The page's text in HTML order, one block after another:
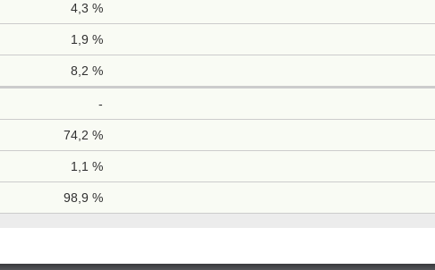
4,3 %
1,9 %
8,2 %
-
74,2 %
1,1 %
98,9 %